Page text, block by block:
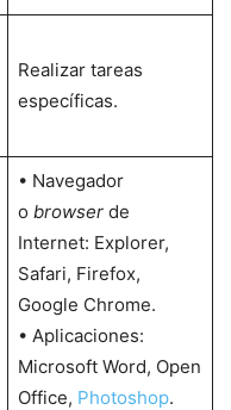
Realizar tareas
específicas.
• Navegador
o browserde
Internet: Explorer,
Safari, Firefox,
Google Chrome.
• Aplicaciones:
Microsoft Word, Open
Office, Photoshop.